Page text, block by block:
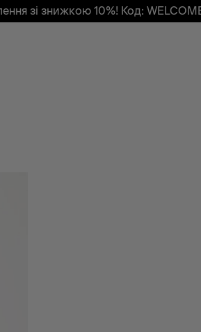
зі знижкою 10%! Код: WELCOME10